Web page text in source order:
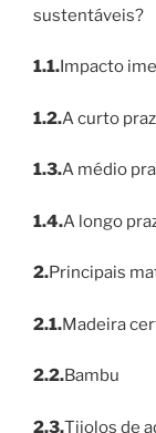
sustentáveis?
1.1.Impacto
1.2.A curto
1.3.A médio
1.4.A longo
2.Principais
2.1.Madeira
2.2.Bambu
2.3.Tijolos de